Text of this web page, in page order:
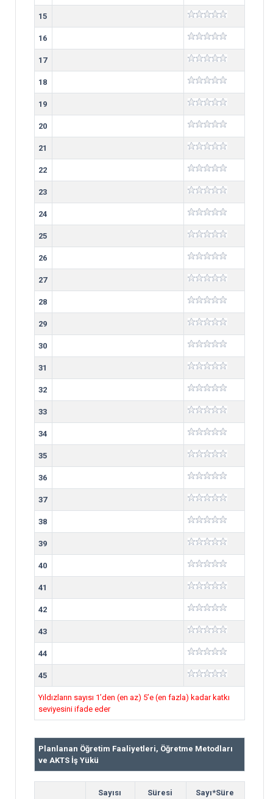
15
16
17
18
19
20
21
22
23
24
25
26
27
28
29
30
31
32
33
34
35
36
37
38
39
40
41
42
43
44
45
Yıldızların sayısı 1’den (en az) 5’e (en fazla) kadar katkı
seviyesini ifade eder
Planlanan Öğretim Faaliyetleri, Öğretme Metodları
ve AKTS İş Yükü
Sayısı
Süresi
Sayı*Süre